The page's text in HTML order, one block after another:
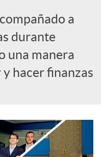
a
durante
una manera
hacer finanzas